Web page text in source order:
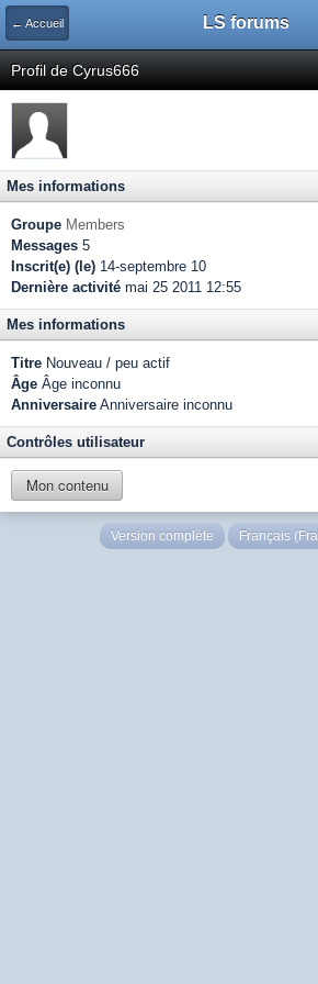
← Accueil LS forums
Profil de Cyrus666
Mes informations
Groupe Members
Messages 5
Inscrit(e) (le) 14-septembre 10
Dernière activité mai 25 2011 12:55
Mes informations
Titre Nouveau / peu actif
Âge Âge inconnu
Anniversaire Anniversaire inconnu
Contrôles utilisateur
Mon contenu
Version complète Français